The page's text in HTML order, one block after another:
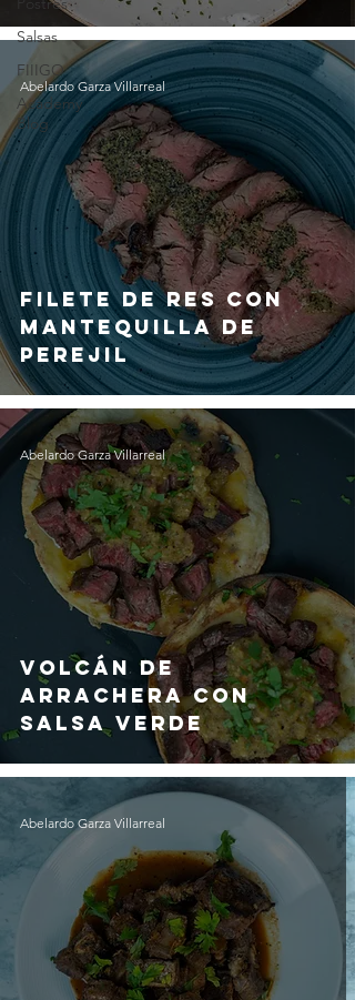
Salsas
FIIIGO
Academy
Blog
Filete de Res con
Mantequilla de
Perejil
Abelardo Garza Villarreal
Volcán de
Arrachera con
Salsa Verde
Abelardo Garza Villarreal
Abelardo Garza Villarreal